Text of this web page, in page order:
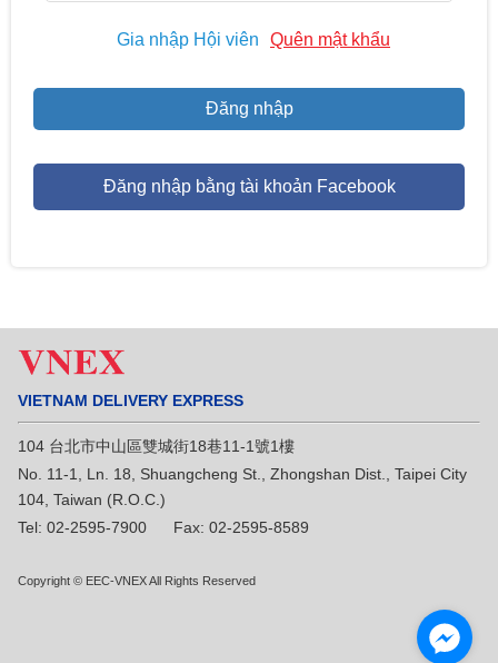
Gia nhập Hội viên Quên mật khẩu
Đăng nhập bằng tài khoản Facebook
VIETNAM DELIVERY EXPRESS
104 台北市中山區雙城街18巷11-1號1樓
No. 11-1, Ln. 18, Shuangcheng St., Zhongshan Dist., Taipei City
104, Taiwan (R.O.C.)
Tel: 02-2595-7900 Fax: 02-2595-8589
Copyright © EEC-VNEX All Rights Reserved